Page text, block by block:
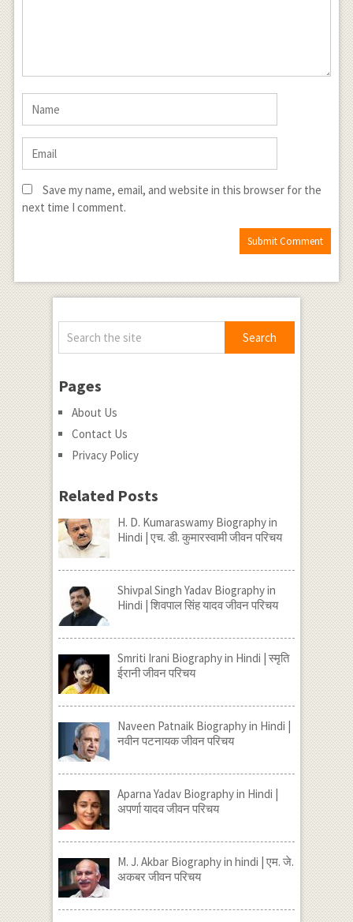
Save my name, email, and website in this browser for the
next time I comment.
Pages
About Us
Contact Us
Privacy Policy
Related Posts
H. D. Kumaraswamy Biography in
Hindi | एच. डी. कुमारस्वामी जीवन परिचय
Shivpal Singh Yadav Biography in
Hindi | शिवपाल सिंह यादव जीवन परिचय
Smriti Irani Biography in Hindi | स्मृति
ईरानी जीवन परिचय
Naveen Patnaik Biography in Hindi |
नवीन पटनायक जीवन परिचय
Aparna Yadav Biography in Hindi |
अपर्णा यादव जीवन परिचय
M. J. Akbar Biography in hindi | एम. जे.
अकबर जीवन परिचय